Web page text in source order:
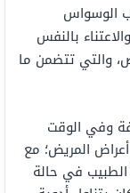
الوسواس
بالنفس
والتي تتضمن ما
وفي الوقت
المريض؛ مع
في حالة